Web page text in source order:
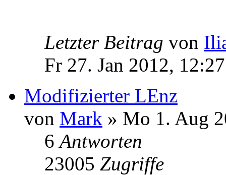
Letzter Beitrag von
Fr 27. Jan 2012, 12:27
Modifizierter LEnz
von Mark » Mo 1. Aug
6Antworten
23005 Zugriffe